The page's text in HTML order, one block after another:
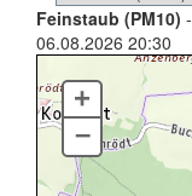
Feinstaub (PM10)
06.08.2026 20:30
+
–